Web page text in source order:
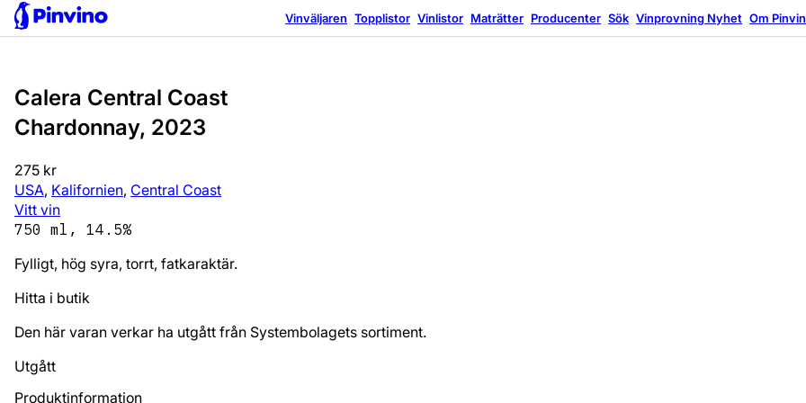
Vinväljaren Topplistor Vinlistor Maträtter Producenter Sök Vinprovning Nyhet Om
Bra val
Calera Central Coast
Chardonnay, 2023
275 kr
USA, Kalifornien, Central Coast
Vitt vin
750 ml, 14.5%
Fylligt, hög syra, torrt, fatkaraktär.
Hitta i butik
Den här varan verkar ha utgått från Systembolagets sortiment.
Utgått
Produktinformation